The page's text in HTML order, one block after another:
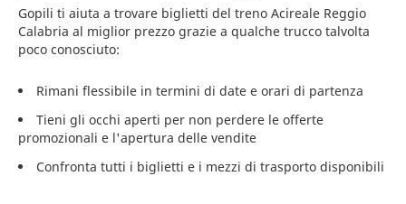
Gopili ti aiuta a trovare biglietti del treno Acireale Reggio
Calabria al miglior prezzo grazie a qualche trucco talvolta
poco conosciuto:
Rimani flessibile in termini di date e orari di partenza
Tieni gli occhi aperti per non perdere le offerte
promozionali e l'apertura delle vendite
Confronta tutti i biglietti e i mezzi di trasporto disponibili